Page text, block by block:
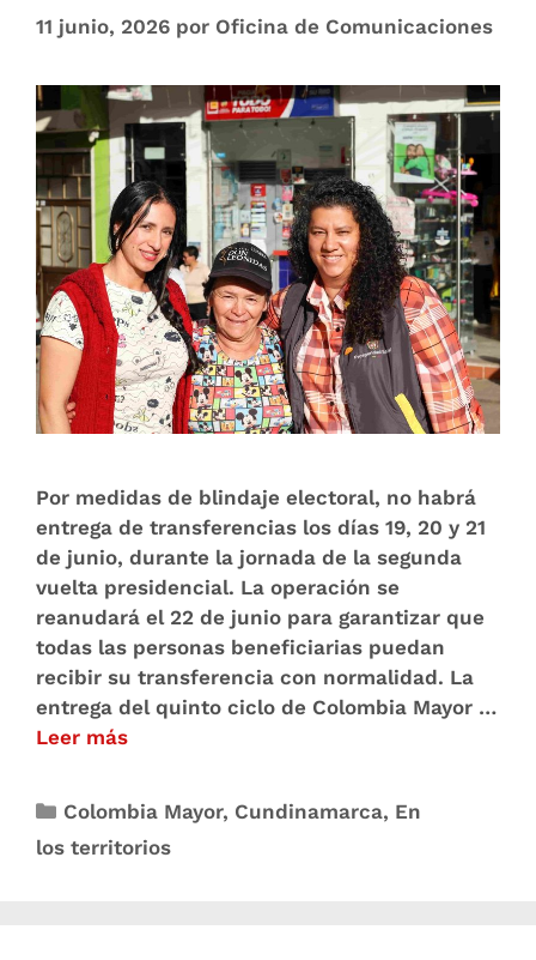
11 junio, 2026 por Oficina de Comunicaciones
Por medidas de blindaje electoral, no habrá
entrega de transferencias los días 19, 20 y 21
de junio, durante la jornada de la segunda
vuelta presidencial. La operación se
reanudará el 22 de junio para garantizar que
todas las personas beneficiarias puedan
recibir su transferencia con normalidad. La
entrega del quinto ciclo de Colombia Mayor …
Leer más
Colombia Mayor, Cundinamarca, En
los territorios